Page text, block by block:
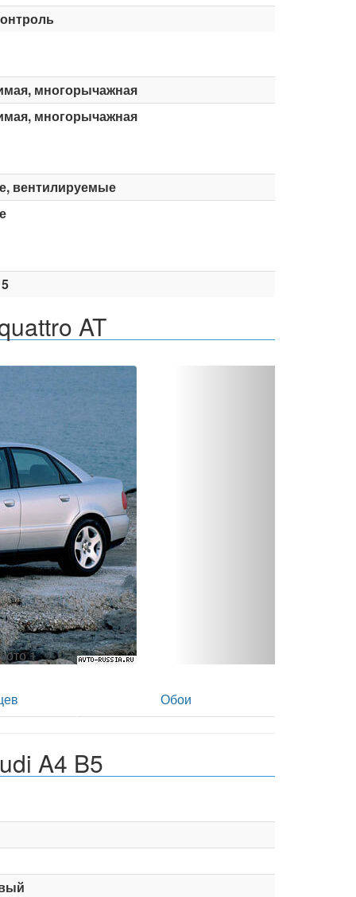
многорычажная
многорычажная
вентилируемые
AT
фото 2
Обои
A4 B5